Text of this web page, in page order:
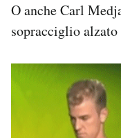
O anche Carl
sopracciglio alzato